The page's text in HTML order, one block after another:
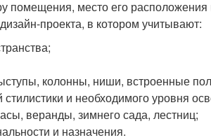
помещения, место его расположения
проекта, в котором учитывают:
колонны, ниши, встроенные
и необходимого уровня
веранды, зимнего сада, лестниц;
и назначения.